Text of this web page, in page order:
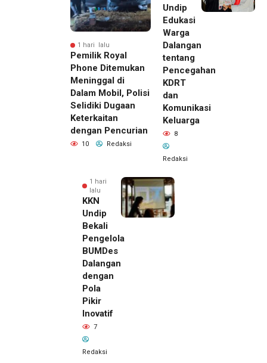
1 hari lalu
Pemilik Royal
Phone Ditemukan
Meninggal di
Dalam Mobil, Polisi
Selidiki Dugaan
Keterkaitan
dengan Pencurian
10 Redaksi
Undip
Edukasi
Warga
Dalangan
tentang
Pencegahan
KDRT
dan
Komunikasi
Keluarga
8
Redaksi
1 hari
lalu
KKN
Undip
Bekali
Pengelola
BUMDes
Dalangan
dengan
Pola
Pikir
Inovatif
7
Redaksi
Pemilik
Royal
Phone